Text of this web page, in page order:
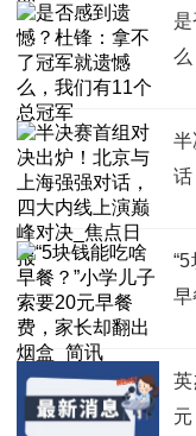
么
半
话
早